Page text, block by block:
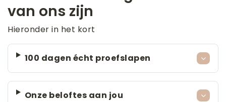
van ons zijn
Hieronder in het kort
100 dagen écht proefslapen
Onze beloftes aan jou